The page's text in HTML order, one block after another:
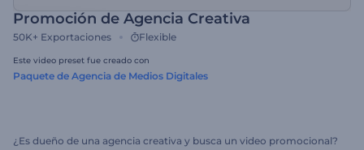
Promoción de Agencia Creativa
50K+ Exportaciones Flexible
Este video preset fue creado con
Paquete de Agencia de Medios Digitales
¿Es dueño de una agencia creativa y busca un video promocional?